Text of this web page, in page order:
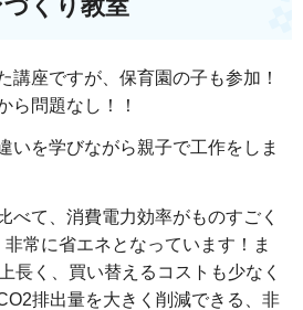
づくり教室
講座ですが、保育園の子も参加！
ら問題なし！！
いを学びながら親子で工作をしま
べて、消費電力効率がものすごく
常に省エネとなっています！ま
長く、買い替えるコストも少なく
排出量を大きく削減できる、非